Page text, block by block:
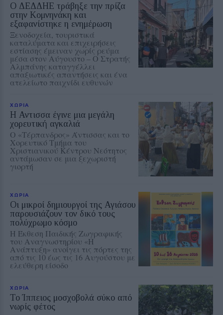
Ο ΔΕΔΔΗΕ τράβηξε την πρίζα
στην Κομνηνάκη και
εξαφανίστηκε η ενημέρωση
Ξενοδοχεία, τουριστικά
καταλύματα και επιχειρήσεις
εστίασης έμειναν χωρίς ρεύμα
μέσα στον Αύγουστο – Ο Στρατής
Αλμπάνης καταγγέλλει
απαξιωτικές απαντήσεις και ένα
ατελείωτο παιχνίδι ευθυνών
ΧΩΡΙΑ
Η Αντισσα έγινε μια μεγάλη
χορευτική αγκαλιά
Ο «Τέρπανδρος» Άντισσας και το
Χορευτικό Τμήμα του
Χριστιανικού Κέντρου Νεότητος
αντάμωσαν σε μια ξεχωριστή
γιορτή
ΧΩΡΙΑ
Οι μικροί δημιουργοί της Αγιάσου
παρουσιάζουν τον δικό τους
πολύχρωμο κόσμο
Η Έκθεση Παιδικής Ζωγραφικής
του Αναγνωστηρίου «Η
Ανάπτυξη» ανοίγει τις πόρτες της
από τις 10 έως τις 16 Αυγούστου με
ελεύθερη είσοδο
ΧΩΡΙΑ
Το Ίππειος μοσχοβολά σύκο από
νωρίς φέτος